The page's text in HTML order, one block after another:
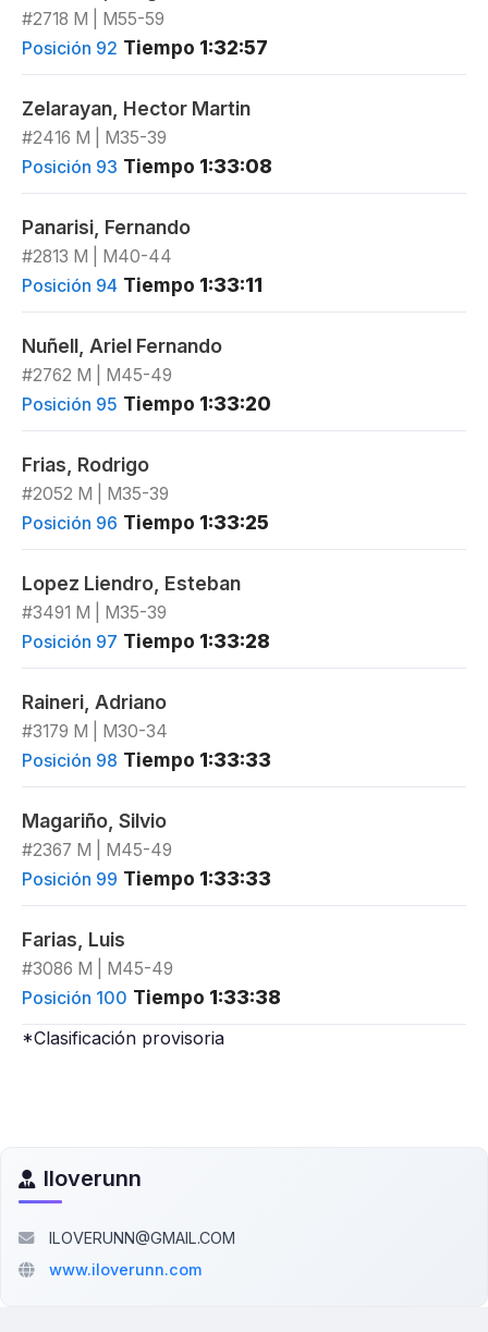
#2718 M | M55-59
Posición 92 Tiempo 1:32:57
Zelarayan, Hector Martin
#2416 M | M35-39
Posición 93 Tiempo 1:33:08
Panarisi, Fernando
#2813 M | M40-44
Posición 94 Tiempo 1:33:11
Nuñell, Ariel Fernando
#2762 M | M45-49
Posición 95 Tiempo 1:33:20
Frias, Rodrigo
#2052 M | M35-39
Posición 96 Tiempo 1:33:25
Lopez Liendro, Esteban
#3491 M | M35-39
Posición 97 Tiempo 1:33:28
Raineri, Adriano
#3179 M | M30-34
Posición 98 Tiempo 1:33:33
Magariño, Silvio
#2367 M | M45-49
Posición 99 Tiempo 1:33:33
Farias, Luis
#3086 M | M45-49
Posición 100 Tiempo 1:33:38
*Clasificación provisoria
Iloverunn
ILOVERUNN@GMAIL.COM
www.iloverunn.com